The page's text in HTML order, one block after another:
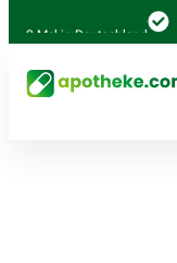
Mal in Deutschland